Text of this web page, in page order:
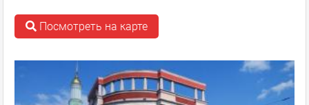
Посмотреть на карте